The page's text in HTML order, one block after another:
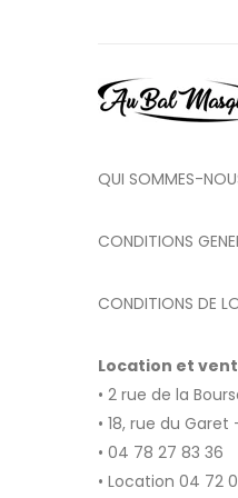
QUI SOMMES-
CONDITIONS
CONDITIONS DE
Location et
• 2 rue de la
• 18, rue du Garet
• 04 78 27 83 36
• Location 04 72